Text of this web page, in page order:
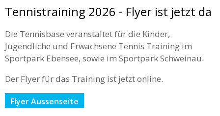
Tennistraining 2026 - Flyer ist jetzt da
Die Tennisbase veranstaltet für die Kinder,
Jugendliche und Erwachsene Tennis Training im
Sportpark Ebensee, sowie im Sportpark Schweinau.
Der Flyer für das Training ist jetzt online.
Flyer Aussenseite